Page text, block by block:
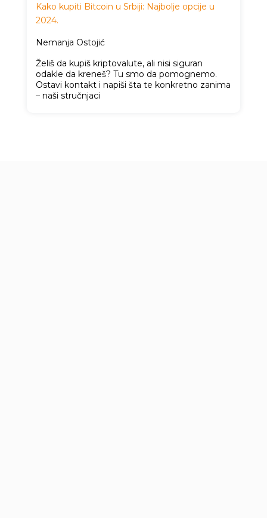
Kako kupiti Bitcoin u Srbiji: Najbolje opcije u
2024.
Nemanja Ostojić
Želiš da kupiš kriptovalute, ali nisi siguran
odakle da kreneš? Tu smo da pomognemo.
Ostavi kontakt i napiši šta te konkretno zanima
– naši stručnjaci